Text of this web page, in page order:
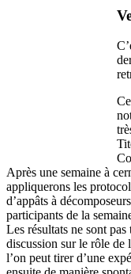
Après une semaine à
appliquerons les
d’appâts à
participants de la
Les résultats ne sont
discussion sur le rôle de
l’on peut tirer d’une